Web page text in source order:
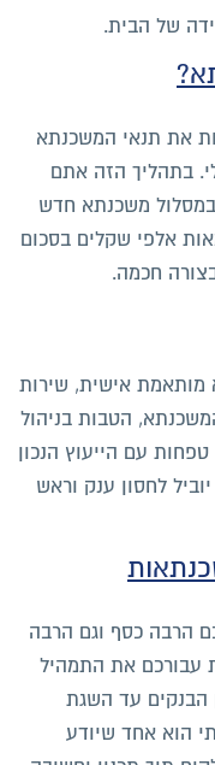
של הבית.
את תנאי המשכנתא
בתהליך הזה אתם
במסלול משכנתא חדש
אלפי שקלים בסכום
חכמה.
מותאמת אישית, שירות
הטבות בניהול
עם הייעוץ הנכון
לחסון ענק וראש
הרבה כסף וגם הרבה
עבורכם את התמהיל
הבנקים עד השגת
הוא אחד שיודע